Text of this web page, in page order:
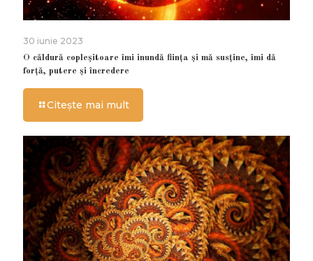
30 iunie 2023
O căldură copleșitoare îmi inundă ființa și mă susține, îmi dă
forță, putere și încredere
Citește mai mult